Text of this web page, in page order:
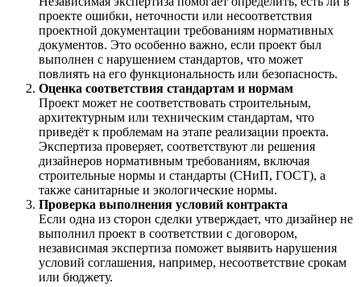
проекте ошибки, неточности или несоответствия
проектной документации требованиям нормативных
документов. Это особенно важно, если проект был
выполнен с нарушением стандартов, что может
повлиять на его функциональность или безопасность.
Оценка соответствия стандартам и нормам
Проект может не соответствовать строительным,
архитектурным или техническим стандартам, что
приведёт к проблемам на этапе реализации проекта.
Экспертиза проверяет, соответствуют ли решения
дизайнеров нормативным требованиям, включая
строительные нормы и стандарты (СНиП, ГОСТ), а
также санитарные и экологические нормы.
Проверка выполнения условий контракта
Если одна из сторон сделки утверждает, что дизайнер не
выполнил проект в соответствии с договором,
независимая экспертиза поможет выявить нарушения
условий соглашения, например, несоответствие срокам
или бюджету.